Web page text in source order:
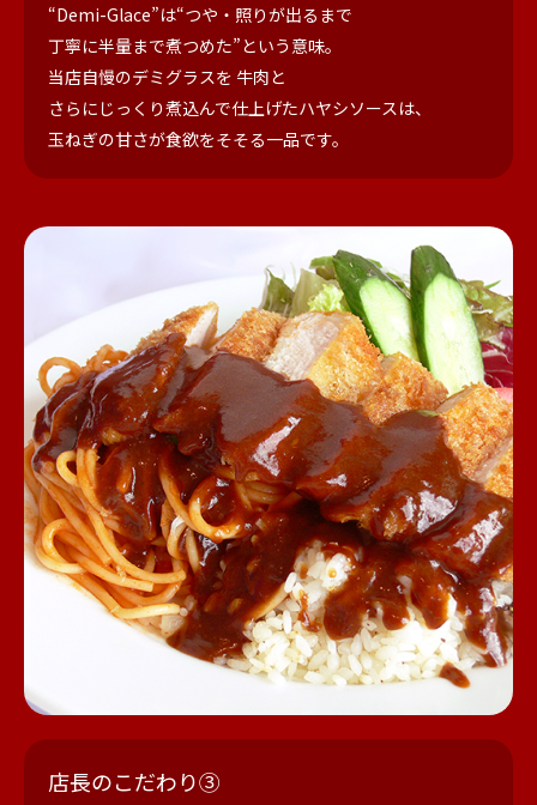
“Demi-Glace”は“つや・照りが出るまで
丁寧に半量まで煮つめた”という意味。
当店自慢のデミグラスを 牛肉と
さらにじっくり煮込んで仕上げたハヤシソースは、
玉ねぎの甘さが食欲をそそる一品です。
店長のこだわり③